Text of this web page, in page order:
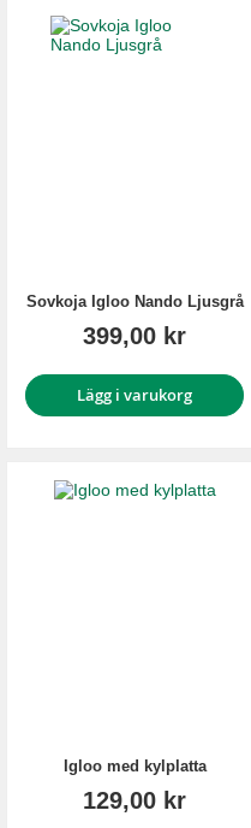
Sovkoja Igloo Nando Ljusgrå
399,00 kr
Lägg i varukorg
Igloo med kylplatta
129,00 kr